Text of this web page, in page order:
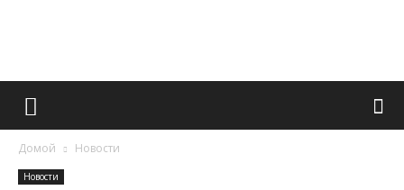
Французский
Домой Новости
Новости